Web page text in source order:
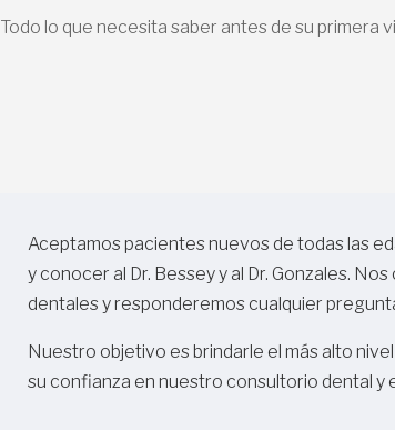
Todo lo que necesita saber antes de su primera
Aceptamos pacientes nuevos de todas las
y conocer al Dr. Bessey y al Dr. Gonzales.
dentales y responderemos cualquier
Nuestro objetivo es brindarle el más alto
su confianza en nuestro consultorio dental y